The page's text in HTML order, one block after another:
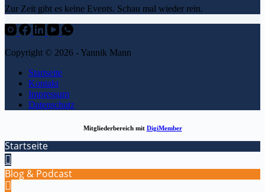
Zur Zeit gibt es keine Events. Schau mal wieder rein.
Copyright © 2026 - Yannik Mann
Startseite
Kontakt
Impressum
Datenschutz
Mitgliederbereich mit DigiMember
Startseite
Blog & Podcast